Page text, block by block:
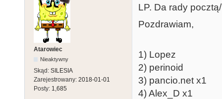
Atarowiec
Nieaktywny
Skąd: SILESIA
Zarejestrowany: 2018-01-01
Posty: 1,685
LP. Da rady
Pozdrawiam,
1) Lopez
2) perinoid
3) pancio.net x1
4) Alex_D x1